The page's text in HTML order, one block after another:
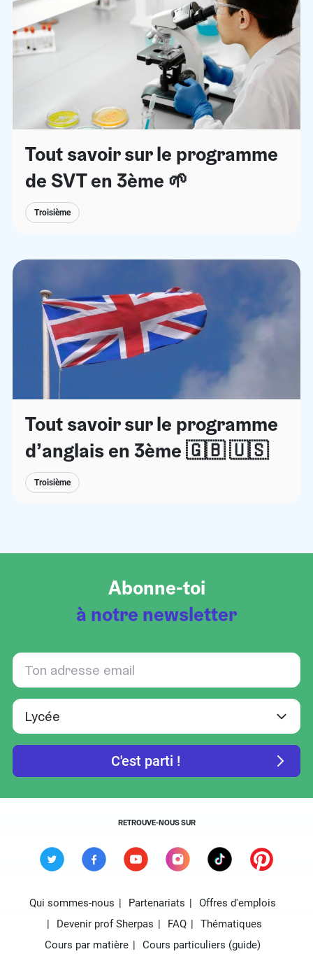
Tout savoir sur le programme
de SVT en 3ème 🌱
Troisième
Tout savoir sur le programme
d’anglais en 3ème 🇬🇧 🇺🇸
Troisième
Abonne-toi
à notre newsletter
RETROUVE-NOUS SUR
Qui sommes-nous Partenariats
Offres d'emplois
Devenir prof Sherpas
FAQ
Thématiques
Cours par matière
Cours particuliers (guide)